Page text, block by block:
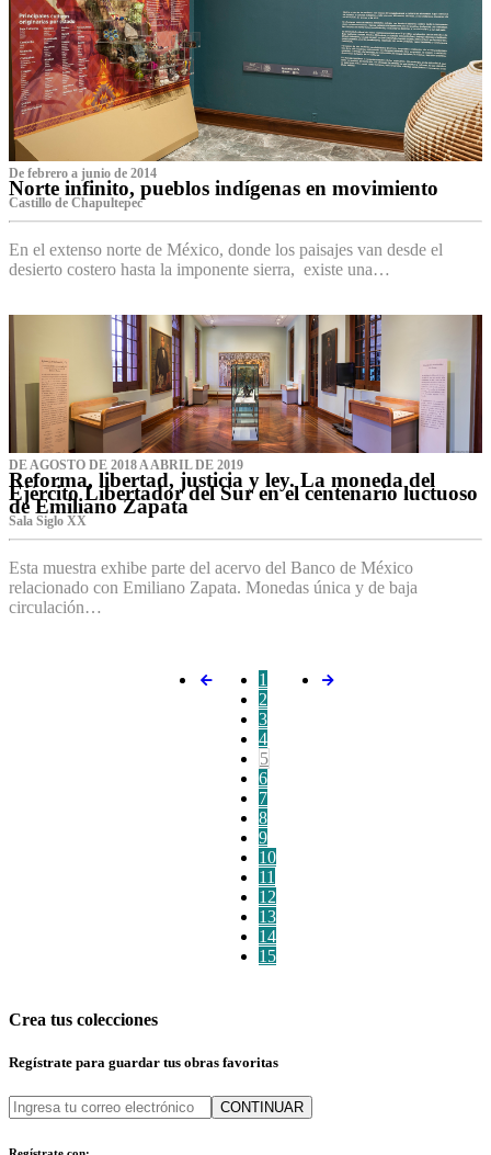
De febrero a junio de 2014
Norte infinito, pueblos indígenas en movimiento
Castillo de Chapultepec
En el extenso norte de México, donde los paisajes van desde el
desierto costero hasta la imponente sierra, existe una…
DE AGOSTO DE 2018 A ABRIL DE 2019
Reforma, libertad, justicia y ley. La moneda del
Ejército Libertador del Sur en el centenario luctuoso
de Emiliano Zapata
Sala Siglo XX
Esta muestra exhibe parte del acervo del Banco de México
relacionado con Emiliano Zapata. Monedas única y de baja
circulación…
1
2
3
4
5
6
7
8
9
10
11
12
13
14
15
Crea tus colecciones
Regístrate para guardar tus obras favoritas
CONTINUAR